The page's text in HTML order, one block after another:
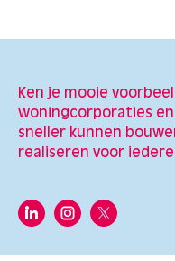
Ken je mooie
woningcorporaties
sneller kunnen
realiseren voor